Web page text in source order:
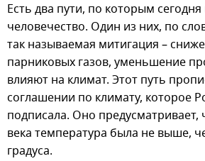
Есть два пути, по которым сегодня
человечество. Один из них, по
так называемая митигация –
парниковых газов, уменьшение
влияют на климат. Этот путь
соглашении по климату, которое
подписала. Оно предусматривает,
века температура была не выше,
градуса.